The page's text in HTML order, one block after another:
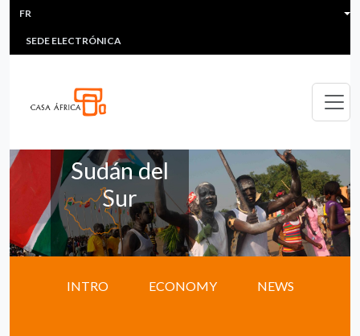
Aller au contenu principal
HEADER MENU
MULTIMEDIA
SEDE ELECTRÓNICA
FR
Sudán del
Sur
INTRO ECONOMY NEWS